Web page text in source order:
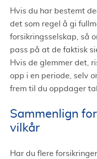
Hvis du har bestemt
det som regel å gi
forsikringsselskap, så
pass på at de faktisk
Hvis de glemmer det,
opp i en periode, selv
frem til du oppdager
Sammenlign
vilkår
Har du flere